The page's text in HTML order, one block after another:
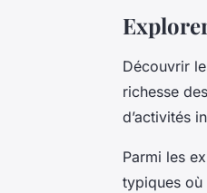
Découvrir
richesse des
d’activités
Parmi les
typiques où